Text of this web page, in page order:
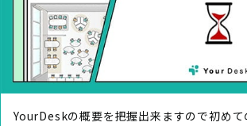
YourDeskの概要を把握出来ますので初め